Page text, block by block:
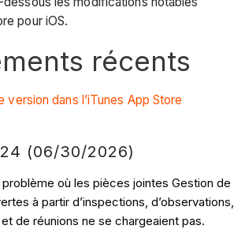
pour iOS.
récents
version dans l’iTunes App Store
(06/30/2026)
problème où les pièces jointes Gestion de
à partir d’inspections, d’observations,
de réunions ne se chargeaient pas.